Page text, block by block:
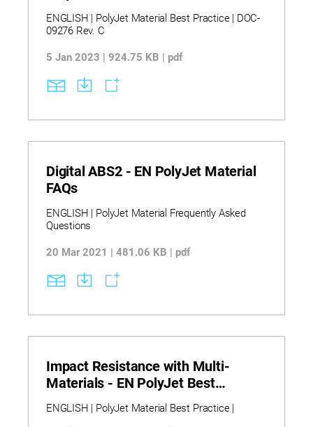
ENGLISH | PolyJet Material Best Practice | DOC-
09276 Rev. C
5 Jan 2023 | 924.75 KB | pdf
Digital ABS2 - EN PolyJet Material
FAQs
ENGLISH | PolyJet Material Frequently Asked
Questions
20 Mar 2021 | 481.06 KB | pdf
Impact Resistance with Multi-
Materials - EN PolyJet Best
ENGLISH | PolyJet Material Best Practice |